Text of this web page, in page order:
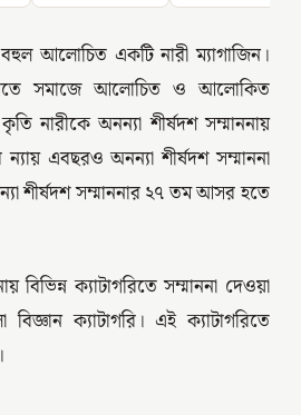
আলোচিত একটি নারী ম্যাগাজিন।
সমাজে আলোচিত ও আলোকিত
নারীকে অনন্যা শীর্ষদশ সম্মাননায়
এবছরও অনন্যা শীর্ষদশ সম্মাননা
শীর্ষদশ সম্মাননার ২৭ তম আসর হতে
বিভিন্ন ক্যাটাগরিতে সম্মাননা দেওয়া
ক্যাটাগরি। এই ক্যাটাগরিতে